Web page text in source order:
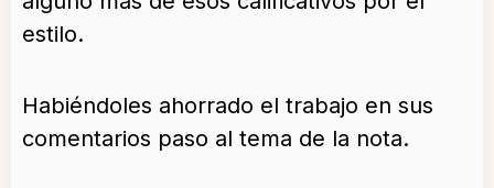
estilo.
Habiéndoles ahorrado el trabajo en sus
comentarios paso al tema de la nota.